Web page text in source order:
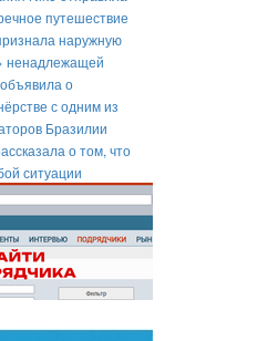
путешествие
наружную
ненадлежащей
о
с одним из
Бразилии
о том, что
ситуации